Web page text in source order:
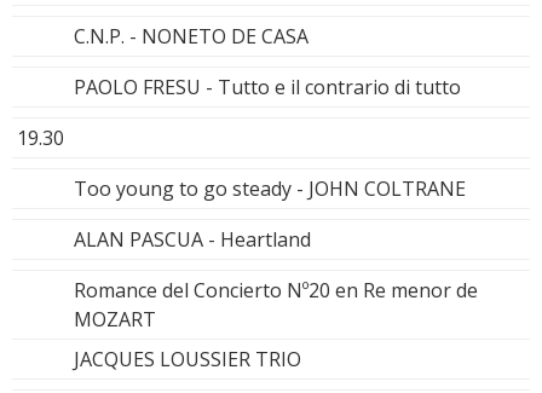
C.N.P. - NONETO DE CASA
PAOLO FRESU - Tutto e il contrario di tutto
19.30
Too young to go steady - JOHN COLTRANE
ALAN PASCUA - Heartland
Romance del Concierto Nº20 en Re menor de
MOZART
JACQUES LOUSSIER TRIO